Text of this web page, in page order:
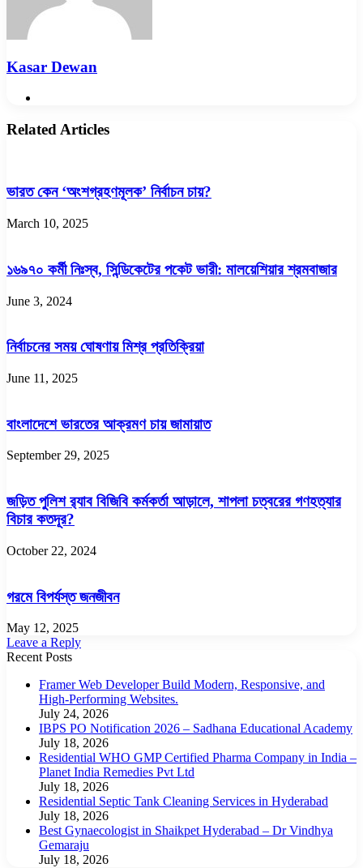
Kasar Dewan
Related Articles
ভারত কেন ‘অংশগ্রহণমূলক’ নির্বাচন চায়?
March 10, 2025
১৬৯৭০ কর্মী নিঃস্ব, সিন্ডিকেটের পকেট ভারী: মালয়েশিয়ার শ্রমবাজার
June 3, 2024
নির্বাচনের সময় ঘোষণায় মিশ্র প্রতিক্রিয়া
June 11, 2025
বাংলাদেশে ভারতের আক্রমণ চায় জামায়াত
September 29, 2025
জড়িত পুলিশ র‌্যাব বিজিবি কর্মকর্তা আড়ালে, শাপলা চত্বরের গণহত্যার
বিচার কতদূর?
October 22, 2024
গরমে বিপর্যস্ত জনজীবন
May 12, 2025
Leave a Reply
Recent Posts
Framer Web Developer Build Modern, Responsive, and
High-Performing Websites.
July 24, 2026
IBPS PO Notification 2026 – Sadhana Educational Academy
July 18, 2026
Residential WHO GMP Certified Pharma Company in India –
Planet India Remedies Pvt Ltd
July 18, 2026
Residential Septic Tank Cleaning Services in Hyderabad
July 18, 2026
Best Gynaecologist in Shaikpet Hyderabad – Dr Vindhya
Gemaraju
July 18, 2026